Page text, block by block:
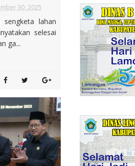
30, 2025
lahan
selesai
ga...